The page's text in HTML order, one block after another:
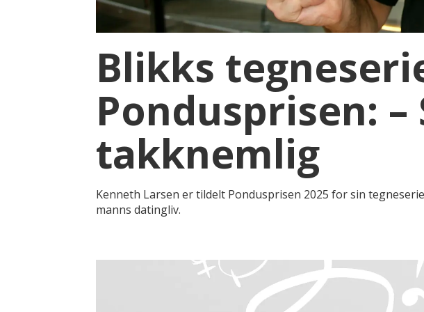
Blikks
Pondusprisen:
takknemlig
Kenneth Larsen er tildelt Pondusprisen 2025 for sin
manns datingliv.